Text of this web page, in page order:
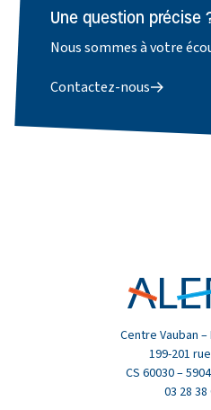
Une question précise
Nous sommes à votre
Contactez-nous
Centre Vauban
199-201
CS 60030 –
03 28 38